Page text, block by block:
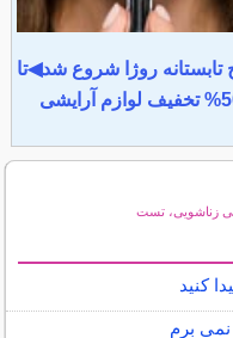
تابستانه روژا شروع شد◀تا
آرایشی
زناشویی، تست
کنید
برم